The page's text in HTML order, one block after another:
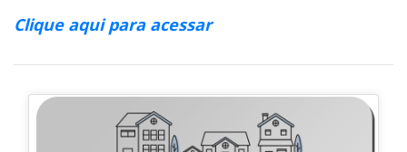
Clique aqui para acessar